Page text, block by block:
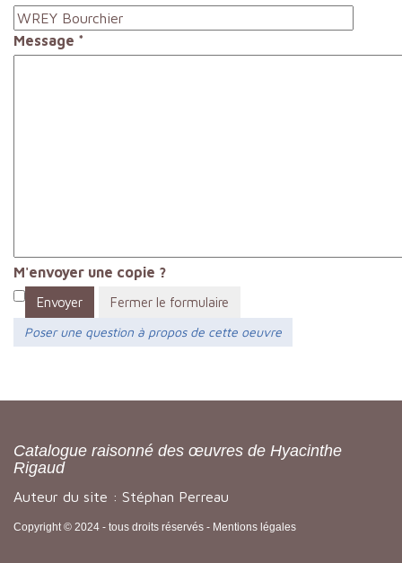
Message *
M'envoyer une copie ?
Envoyer
Fermer le formulaire
Poser une question à propos de cette oeuvre
Catalogue raisonné des œuvres de Hyacinthe
Rigaud
Auteur du site : Stéphan Perreau
Copyright © 2024 - tous droits réservés - Mentions légales